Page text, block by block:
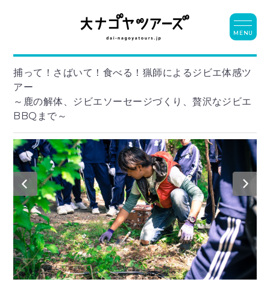
捕って！さばいて！食べる！猟師によるジビエ体感ツ
アー
～鹿の解体、ジビエソーセージづくり、贅沢なジビエ
BBQまで～
MENU